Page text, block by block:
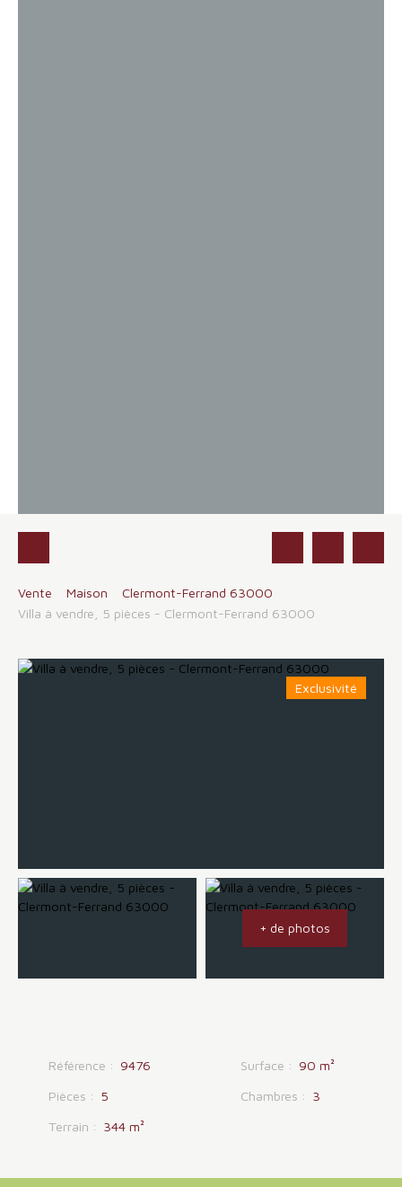
Vente Maison
Clermont-Ferrand 63000
Villa à vendre, 5 pièces - Clermont-Ferrand 63000
Exclusivité
+ de photos
Référence : 9476 Surface : 90 m²
Pièces : 5 Chambres : 3
Terrain : 344 m²